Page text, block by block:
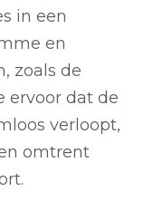
in een
en
zoals de
ervoor dat de
verloopt,
omtrent